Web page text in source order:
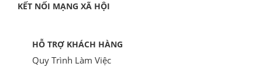
KẾT NỐI MẠNG XÃ HỘI
HỖ TRỢ KHÁCH HÀNG
Quy Trình Làm Việc